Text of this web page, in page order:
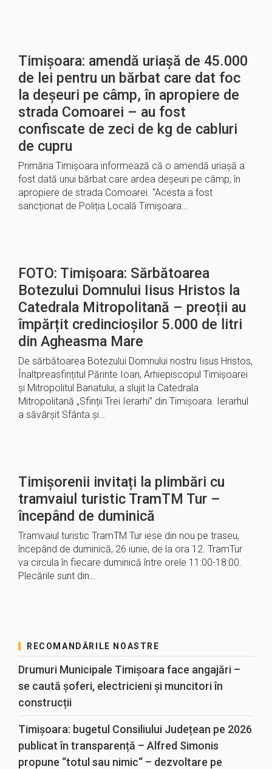
Timișoara: amendă uriașă de 45.000
de lei pentru un bărbat care dat foc
la deșeuri pe câmp, în apropiere de
strada Comoarei – au fost
confiscate de zeci de kg de cabluri
de cupru
Primăria Timișoara informează că o amendă uriașă a
fost dată unui bărbat care ardea deșeuri pe câmp, în
apropiere de strada Comoarei. “Acesta a fost
sancționat de Poliția Locală Timișoara…
FOTO: Timișoara: Sărbătoarea
Botezului Domnului Iisus Hristos la
Catedrala Mitropolitană – preoții au
împărțit credincioșilor 5.000 de litri
din Agheasma Mare
De sărbătoarea Botezului Domnului nostru Iisus Hristos,
Înaltpreasfințitul Părinte Ioan, Arhiepiscopul Timișoarei
și Mitropolitul Banatului, a slujit la Catedrala
Mitropolitană „Sfinții Trei Ierarhi” din Timișoara. Ierarhul
a săvârșit Sfânta și…
Timișorenii invitați la plimbări cu
tramvaiul turistic TramTM Tur –
începând de duminică
Tramvaiul turistic TramTM Tur iese din nou pe traseu,
începând de duminică, 26 iunie, de la ora 12. TramTur
va circula în fiecare duminică între orele 11:00-18:00.
Plecările sunt din…
RECOMANDĂRILE NOASTRE
Drumuri Municipale Timișoara face angajări –
se caută șoferi, electricieni și muncitori în
construcții
Timișoara: bugetul Consiliului Județean pe 2026
publicat în transparență – Alfred Simonis
propune “totul sau nimic“ – dezvoltare pe